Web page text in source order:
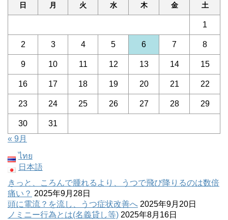
日 月 火 水 木 金 土
1
2 3 4 5 6 7 8
9 10 11 12 13 14 15
16 17 18 19 20 21 22
23 24 25 26 27 28 29
30
31
« 9月
ไทย
日本語
きっと、ころんで腫れるより、うつで飛び降りるのは数倍
痛い？ 2025年9月28日
頭に電流？を流し、うつ症状改善へ 2025年9月20日
ノミニー行為とは(名義貸し等) 2025年8月16日